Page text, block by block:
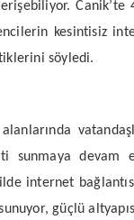
kesintisiz
söyledi.
sunmaya devam
internet
güçlü